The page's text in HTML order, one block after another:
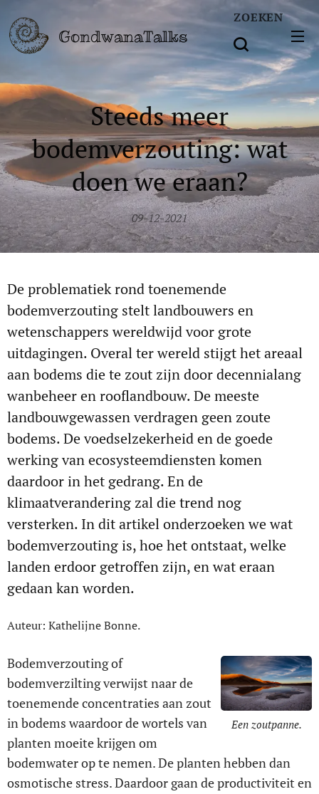
GondwanaTalks
ZOEKEN
Steeds meer
bodemverzouting: wat
doen we eraan?
09-12-2021
De problematiek rond toenemende
bodemverzouting stelt landbouwers en
wetenschappers wereldwijd voor grote
uitdagingen. Overal ter wereld stijgt het areaal
aan bodems die te zout zijn door decennialang
wanbeheer en rooflandbouw. De meeste
landbouwgewassen verdragen geen zoute
bodems. De voedselzekerheid en de goede
werking van ecosysteemdiensten komen
daardoor in het gedrang. En de
klimaatverandering zal die trend nog
versterken. In dit artikel onderzoeken we wat
bodemverzouting is, hoe het ontstaat, welke
landen erdoor getroffen zijn, en wat eraan
gedaan kan worden.
Auteur: Kathelijne Bonne.
Een zoutpanne.
Bodemverzouting of
bodemverzilting verwijst naar de
toenemende concentraties aan zout
in bodems waardoor de wortels van
planten moeite krijgen om
bodemwater op te nemen. De planten hebben dan
osmotische stress. Daardoor gaan de productiviteit en